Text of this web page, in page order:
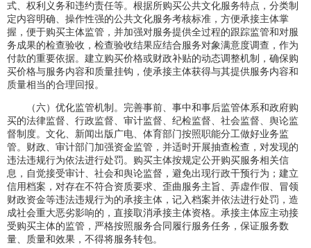
式、权利义务和违约责任等。根据所购买公共文化服务特点，分类制
定内容明确、操作性强的公共文化服务考核标准，方便承接主体掌
握，便于购买主体监管，并加强对服务提供全过程的跟踪监管和对服
务成果的检查验收，检查验收结果应结合服务对象满意度调查，作为
付款的重要依据。建立购买价格或财政补贴的动态调整机制，确保购
买价格与服务内容和质量挂钩，使承接主体获得与其提供服务内容和
质量相当的合理回报。
（六）优化监管机制。完善事前、事中和事后监管体系和政府购
买的法律监督、行政监督、审计监督、纪检监督、社会监督、舆论监
督制度。文化、新闻出版广电、体育部门按照职能分工做好业务监
管。财政、审计部门加强资金监管，并适时开展抽查检查，对发现的
违法违规行为依法进行处罚。购买主体按规定公开购买服务相关信
息，自觉接受审计、社会和舆论监督，避免出现行政干预行为；建立
信用档案，对存在不符合资质要求、歪曲服务主旨、弄虚作假、冒领
财政资金等违法违规行为的承接主体，记入档案并依法进行处罚，造
成社会重大恶劣影响的，直接取消承接主体资格。承接主体应主动接
受购买主体的监管，严格按照服务合同履行服务任务，保证服务数
量、质量和效果，不得将服务转包。